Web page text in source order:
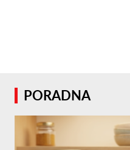
PORADNA